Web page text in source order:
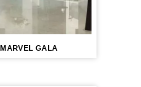
MARVEL GALA